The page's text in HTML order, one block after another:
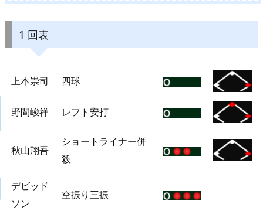
1 回表
上本崇司 四球
野間峻祥 レフト安打
秋山翔吾
ショートライナー併
殺
デビッド
ソン
空振り三振